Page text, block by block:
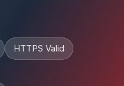
HTTPS Valid